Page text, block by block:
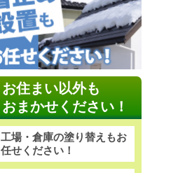
お住まい以外も
おまかせください！
工場・倉庫の塗り替えもお
任せください！